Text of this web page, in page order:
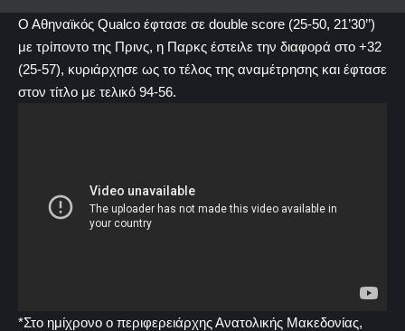
Ο Αθηναϊκός Qualco έφτασε σε double score (25-50, 21’30’’)
με τρίποντο της Πρινς, η Παρκς έστειλε την διαφορά στο +32
(25-57), κυριάρχησε ως το τέλος της αναμέτρησης και έφτασε
στον τίτλο με τελικό 94-56.
*Στο ημίχρονο ο περιφερειάρχης Ανατολικής Μακεδονίας,